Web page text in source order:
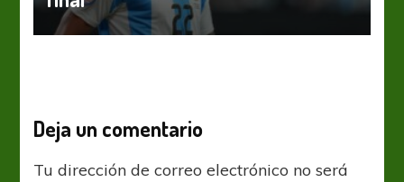
Deja un comentario
Tu dirección de correo electrónico no será